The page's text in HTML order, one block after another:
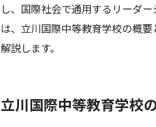
し、国際社会で通用するリーダ
は、立川国際中等教育学校の概
解説します。
立川国際中等教育学校